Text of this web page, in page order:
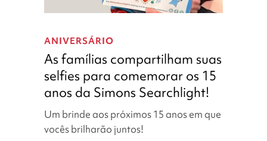
compartilham
suas
selfies
para
os
15
ANIVERSÁRIO
As famílias compartilham suas
selfies para comemorar os 15
anos da Simons Searchlight!
Um brinde aos próximos 15 anos em que
vocês brilharão juntos!